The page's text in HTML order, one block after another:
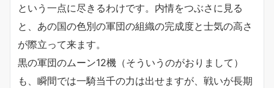
という一点に尽きるわけです。内情をつぶさに見る
と、あの国の色別の軍団の組織の完成度と士気の高さ
が際立って来ます。
黒の軍団のムーン12機（そういうのがおりまして）
も、瞬間では一騎当千の力は出せますが、戦いが長期